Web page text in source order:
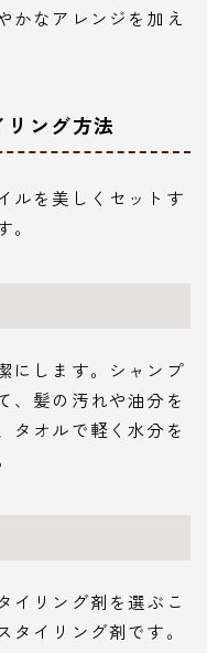
かなアレンジを加え
ング方法
ルを美しくセットす
にします。シャンプ
、髪の汚れや油分を
タオルで軽く水分を
イリング剤を選ぶこ
タイリング剤です。